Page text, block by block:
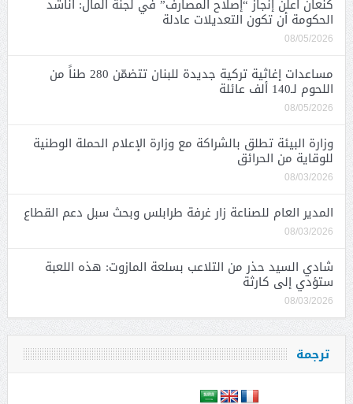
كنعان أعلن إنجاز “إصلاح المصارف” في لجنة المال: أناشد
الحكومة أن تكون التعديلات عادلة
08/05/2026
مساعدات إغاثية تركية جديدة للبنان تتضمّن 280 طناً من
اللحوم لـ140 ألف عائلة
08/05/2026
وزارة البيئة تطلق بالشراكة مع وزارة الإعلام الحملة الوطنية
للوقاية من الحرائق
08/03/2026
المدير العام للصناعة زار غرفة طرابلس وبحث سبل دعم القطاع
08/03/2026
شادي السيد حذر من التلاعب بسلعة المازوت: هذه اللعبة
ستؤدي إلى كارثة
08/03/2026
ترجمة